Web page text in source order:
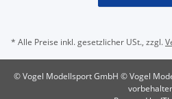
* Alle Preise inkl. gesetzlicher USt., zzgl.
© Vogel Modellsport GmbH © Vogel